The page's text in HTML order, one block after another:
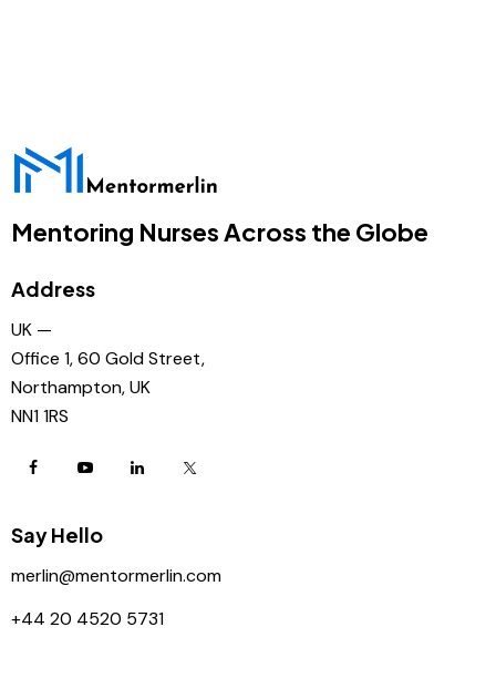
Mentoring Nurses Across the Globe
Address
UK —
Office 1, 60 Gold Street,
Northampton, UK
NN1 1RS
Say Hello
merlin@mentormerlin.com
+44 20 4520 5731